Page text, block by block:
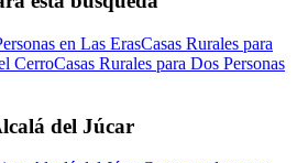
en Las ErasCasas Rurales para
CerroCasas Rurales para Dos Personas
del Júcar